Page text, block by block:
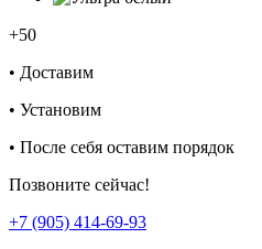
+50
• Доставим
• Установим
• После себя оставим порядок
Позвоните сейчас!
+7 (905) 414-69-93